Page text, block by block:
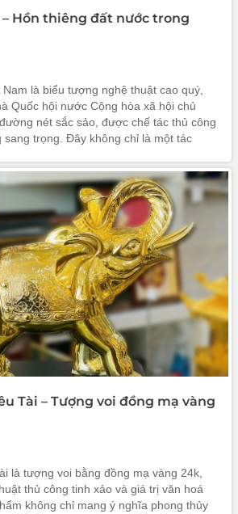
– Hồn thiêng đất nước trong
là biểu tượng nghệ thuật cao quý,
Quốc hội nước Cộng hòa xã hội chủ
nét sắc sảo, được chế tác thủ công
sang trọng. Đây không chỉ là một tác
Tài – Tượng voi đồng mạ vàng
là tượng voi bằng đồng mạ vàng 24k,
thủ công tinh xảo và giá trị văn hoá
không chỉ mang ý nghĩa phong thủy